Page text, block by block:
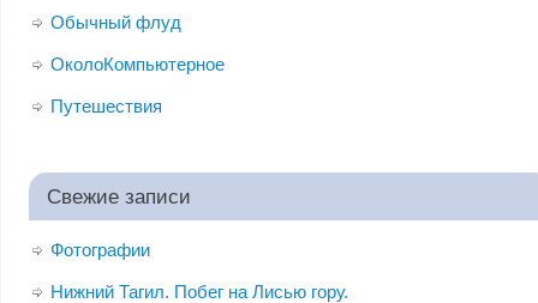
Обычный флуд
ОколоКомпьютерное
Путешествия
Свежие записи
Фотографии
Нижний Тагил. Побег на Лисью гору.